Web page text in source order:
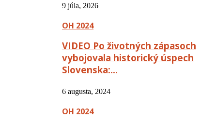
9 júla, 2026
OH 2024
VIDEO Po životných zápasoch
vybojovala historický úspech
Slovenska:…
6 augusta, 2024
OH 2024